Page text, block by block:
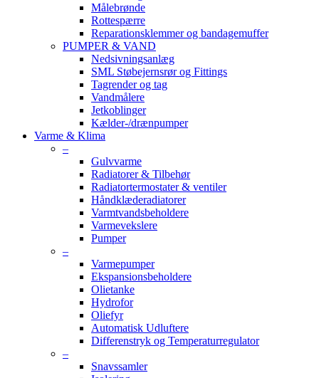
Målebrønde
Rottespærre
Reparationsklemmer og bandagemuffer
PUMPER & VAND
Nedsivningsanlæg
SML Støbejernsrør og Fittings
Tagrender og tag
Vandmålere
Jetkoblinger
Kælder-/drænpumper
Varme & Klima
–
Gulvvarme
Radiatorer & Tilbehør
Radiatortermostater & ventiler
Håndklæderadiatorer
Varmtvandsbeholdere
Varmevekslere
Pumper
–
Varmepumper
Ekspansionsbeholdere
Olietanke
Hydrofor
Oliefyr
Automatisk Udluftere
Differenstryk og Temperaturregulator
–
Snavssamler